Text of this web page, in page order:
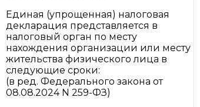
Единая (упрощенная) налоговая
декларация представляется в
налоговый орган по месту
нахождения организации или месту
жительства физического лица в
следующие сроки:
(в ред. Федерального закона от
08.08.2024 N 259-ФЗ)